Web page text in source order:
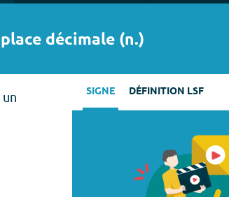
place décimale(n.)
SIGNE DÉFINITION LSF